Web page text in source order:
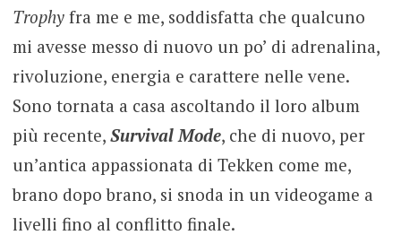
Trophyfra me e me, soddisfatta che qualcuno
mi avesse messo di nuovo un po’ di adrenalina,
rivoluzione, energia e carattere nelle vene.
Sono tornata a casa ascoltando il loro album
più recente, Survival Mode, che di nuovo, per
un’antica appassionata di Tekken come me,
brano dopo brano, si snoda in un videogame a
livelli fino al conflitto finale.